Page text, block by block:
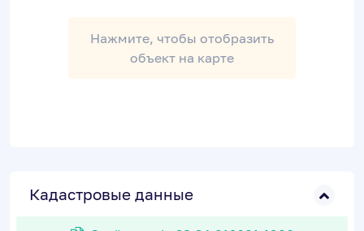
Нажмите, чтобы отобразить
объект на карте
Кадастровые данные